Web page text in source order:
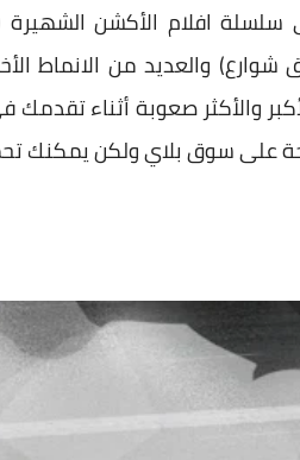
والعديد من الانماط
والأكثر صعوبة أثناء
على سوق بلاي ولكن يمكنك